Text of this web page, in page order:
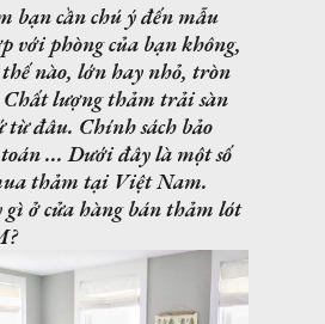
bạn cần chú ý đến mẫu
với phòng của bạn không,
nào, lớn hay nhỏ, tròn
lượng thảm trải sàn
từ đâu. Chính sách bảo
... Dưới đây là một số
thảm tại Việt Nam.
gì ở cửa hàng bán thảm lót